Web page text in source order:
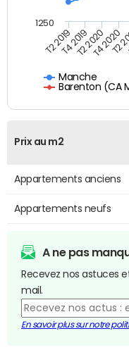
Manche
Barenton (CA
T2 2019T4 2019T2 2020T4 2020
T2
1250
Prix au m2
Appartements anciens
Appartements neufs
A ne pas
Recevez nos astuces
mail.
En savoir plus sur notre